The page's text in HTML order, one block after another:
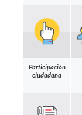
Participación
ciudadana